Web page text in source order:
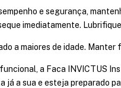
e segurança,
imediatamente.
a maiores de idade.
a Faca INVICTUS
já a sua e esteja preparado